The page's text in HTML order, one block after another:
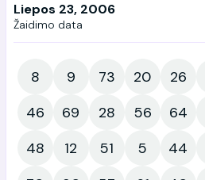
Liepos 23, 2006
Žaidimo data
8 9 73 20 26
46
69 28 56 64
48
12 51 5 44